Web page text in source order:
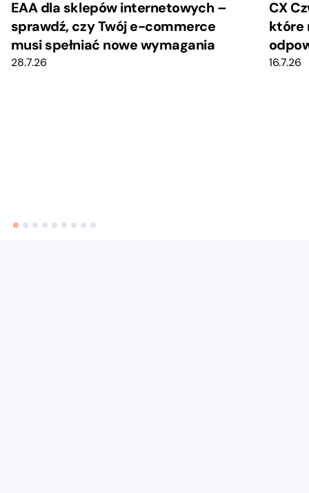
EAA dla sklepów internetowych –
sprawdź, czy Twój e-commerce
musi spełniać nowe wymagania
28.7.26
CX
które
16.7.26